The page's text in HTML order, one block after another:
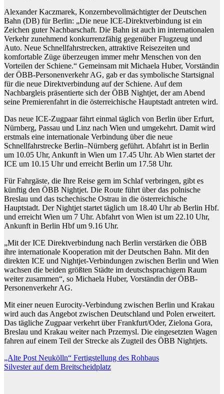
Alexander Kaczmarek, Konzernbevollmächtigter der Deutschen
Bahn (DB) für Berlin: „Die neue ICE-Direktverbindung ist ein
Zeichen guter Nachbarschaft. Die Bahn ist auch im internationalen
Verkehr zunehmend konkurrenzfähig gegenüber Flugzeug und
Auto. Neue Schnellfahrstrecken, attraktive Reisezeiten und
komfortable Züge überzeugen immer mehr Menschen von den
Vorteilen der Schiene.“ Gemeinsam mit Michaela Huber, Vorständin
der ÖBB-Personenverkehr AG, gab er das symbolische Startsignal
für die neue Direktverbindung auf der Schiene. Auf dem
Nachbargleis präsentierte sich der ÖBB Nightjet, der am Abend
seine Premierenfahrt in die österreichische Hauptstadt antreten wird.
Das neue ICE-Zugpaar fährt einmal täglich von Berlin über Erfurt,
Nürnberg, Passau und Linz nach Wien und umgekehrt. Damit wird
erstmals eine internationale Verbindung über die neue
Schnellfahrstrecke Berlin–Nürnberg geführt. Abfahrt ist in Berlin
um 10.05 Uhr, Ankunft in Wien um 17.45 Uhr. Ab Wien startet der
ICE um 10.15 Uhr und erreicht Berlin um 17.58 Uhr.
Für Fahrgäste, die Ihre Reise gern im Schlaf verbringen, gibt es
künftig den ÖBB Nightjet. Die Route führt über das polnische
Breslau und das tschechische Ostrau in die österreichische
Hauptstadt. Der Nightjet startet täglich um 18.40 Uhr ab Berlin Hbf.
und erreicht Wien um 7 Uhr. Abfahrt von Wien ist um 22.10 Uhr,
Ankunft in Berlin Hbf um 9.16 Uhr.
„Mit der ICE Direktverbindung nach Berlin verstärken die ÖBB
ihre internationale Kooperation mit der Deutschen Bahn. Mit den
direkten ICE und Nightjet-Verbindungen zwischen Berlin und Wien
wachsen die beiden größten Städte im deutschsprachigem Raum
weiter zusammen“, so Michaela Huber, Vorständin der ÖBB-
Personenverkehr AG.
Mit einer neuen Eurocity-Verbindung zwischen Berlin und Krakau
wird auch das Angebot zwischen Deutschland und Polen erweitert.
Das tägliche Zugpaar verkehrt über Frankfurt/Oder, Zielona Gora,
Breslau und Krakau weiter nach Przemysl. Die eingesetzten Wagen
fahren auf einem Teil der Strecke als Zugteil des ÖBB Nightjets.
Beitragsnavigation
„Alte Post Neukölln“ Fertigstellung des Rohbaus
Silvester auf dem Breitscheidplatz